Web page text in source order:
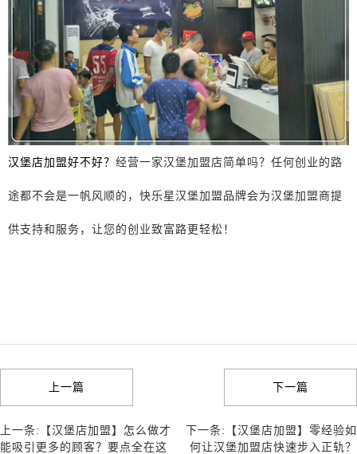
汉堡店加盟好不好？ 经营一家汉堡加盟店简单吗？任何创业的路
途都不会是一帆风顺的，快乐星汉堡加盟品牌会为汉堡加盟商提
供支持和服务，让您的创业致富路更轻松！
上一篇
上一条:【汉堡店加盟】怎么做才
能吸引更多的顾客？要点全在这
下一篇
下一条:【汉堡店加盟】零经验如
何让汉堡加盟店快速步入正轨？